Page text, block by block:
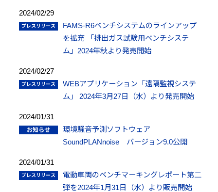
2024/02/29
FAMS-R6ベンチシステムのラインアップ
を拡充 「排出ガス試験用ベンチシステ
ム」2024年秋より発売開始
2024/02/27
WEBアプリケーション「遠隔監視システ
ム」 2024年3月27日（水）より発売開始
2024/01/31
環境騒音予測ソフトウェア
SoundPLANnoise バージョン9.0公開
2024/01/31
電動車両のベンチマーキングレポート第二
弾を2024年1月31日（水）より販売開始